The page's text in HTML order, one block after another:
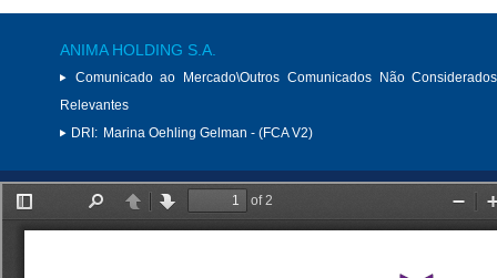
ANIMA HOLDING S.A.
Comunicado ao Mercado\Outros Comunicados Não
Relevantes
DRI: Marina Oehling Gelman - (FCA V2)